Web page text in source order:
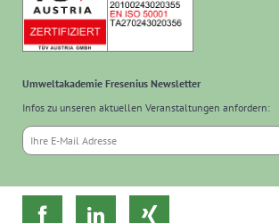
Umweltakademie Fresenius Newsletter
Infos zu unseren aktuellen Veranstaltungen anfordern:
  